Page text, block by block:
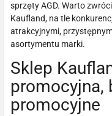
sprzęty AGD. Warto
Kaufland, na tle
atrakcyjnymi,
asortymentu marki.
Sklep
promocyjna,
promocyjne